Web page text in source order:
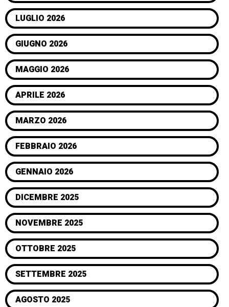
LUGLIO 2026
GIUGNO 2026
MAGGIO 2026
APRILE 2026
MARZO 2026
FEBBRAIO 2026
GENNAIO 2026
DICEMBRE 2025
NOVEMBRE 2025
OTTOBRE 2025
SETTEMBRE 2025
AGOSTO 2025